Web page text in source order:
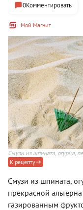
Мой Магнит
0Комментировать
Смузи из шпината, огурца,
К рецепту
Смузи из шпината,
прекрасной
газированным